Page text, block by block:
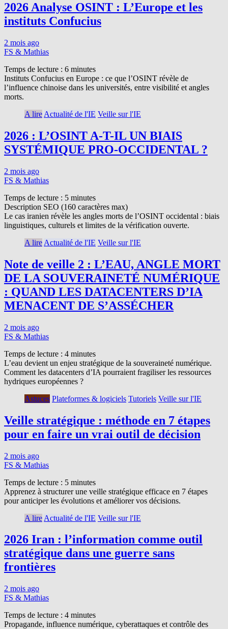
2026 Analyse OSINT : L’Europe et les
instituts Confucius
2 mois ago
FS & Mathias
Temps de lecture : 6 minutes
Instituts Confucius en Europe : ce que l’OSINT révèle de
l’influence chinoise dans les universités, entre visibilité et angles
morts.
A lire Actualité de l'IE Veille sur l'IE
2026 : L’OSINT A-T-IL UN BIAIS
SYSTÉMIQUE PRO-OCCIDENTAL ?
2 mois ago
FS & Mathias
Temps de lecture : 5 minutes
Description SEO (160 caractères max)
Le cas iranien révèle les angles morts de l’OSINT occidental : biais
linguistiques, culturels et limites de la vérification ouverte.
A lire Actualité de l'IE Veille sur l'IE
Note de veille 2 : L’EAU, ANGLE MORT
DE LA SOUVERAINETÉ NUMÉRIQUE
: QUAND LES DATACENTERS D’IA
MENACENT DE S’ASSÉCHER
2 mois ago
FS & Mathias
Temps de lecture : 4 minutes
L’eau devient un enjeu stratégique de la souveraineté numérique.
Comment les datacenters d’IA pourraient fragiliser les ressources
hydriques européennes ?
Astuces Plateformes & logiciels Tutoriels Veille sur l'IE
Veille stratégique : méthode en 7 étapes
pour en faire un vrai outil de décision
2 mois ago
FS & Mathias
Temps de lecture : 5 minutes
Apprenez à structurer une veille stratégique efficace en 7 étapes
pour anticiper les évolutions et améliorer vos décisions.
A lire Actualité de l'IE Veille sur l'IE
2026 Iran : l’information comme outil
stratégique dans une guerre sans
frontières
2 mois ago
FS & Mathias
Temps de lecture : 4 minutes
Propagande, influence numérique, cyberattaques et contrôle des